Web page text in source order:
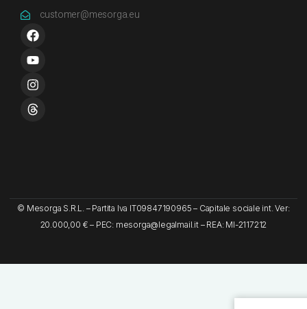
customer@mesorga.eu
© Mesorga S.R.L. – Partita Iva IT09847190965 – Capitale sociale int. Ver:
20.000,00 € – PEC: mesorga@legalmail.it – REA: MI-2117212